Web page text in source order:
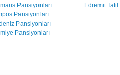
Pansiyonları
Pansiyonları
Pansiyonları
Pansiyonları
Edremit